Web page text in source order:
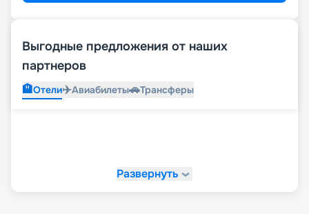
Выгодные предложения от наших
партнеров
🏨Отели✈️Авиабилеты🚗Трансферы
Развернуть